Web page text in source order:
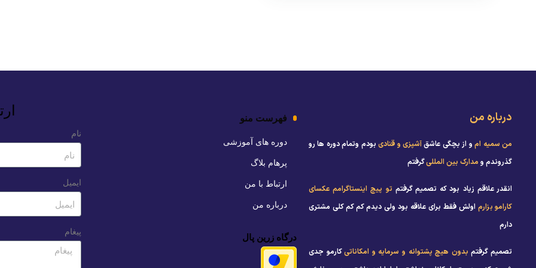
درباره من
من سمیه امو از بچگی عاشقآشپزی و قنادیبودم وتمام دوره ها رو
گذروندم و مدارک بین المللیگرفتم
انقدر علاقم زیاد بود که تصمیم گرفتم تو پیچ اینستاگرامم عکسای
کارامو بزارماولش فقط برای علاقه بود ولی دیدم کم کم کلی مشتری
دارم
تصمیم گرفتم بدون هیچ پشتوانه و سرمایه و امکاناتیکارمو جدی
فهرست منو
دوره های آموزشی
پرهام بلاگ
ارتباط با من
درباره من
درگاه زرین پال
نام
ایمیل
پیغام